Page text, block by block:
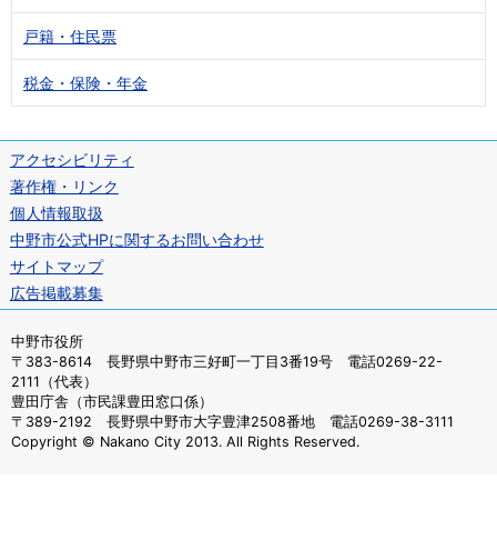
戸籍・住民票
税金・保険・年金
アクセシビリティ
著作権・リンク
個人情報取扱
中野市公式HPに関するお問い合わせ
サイトマップ
広告掲載募集
中野市役所
〒383-8614 長野県中野市三好町一丁目3番19号 電話0269-22-
2111（代表）
豊田庁舎（市民課豊田窓口係）
〒389-2192 長野県中野市大字豊津2508番地 電話0269-38-3111
Copyright © Nakano City 2013. All Rights Reserved.